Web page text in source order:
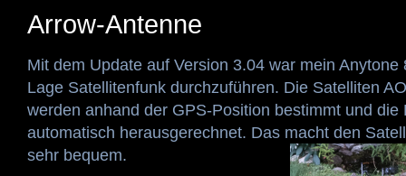
Arrow-Antenne
Mit dem Update auf Version 3.04 war mein
Lage Satellitenfunk durchzuführen. Die Satelliten
werden anhand der GPS-Position bestimmt und die
automatisch herausgerechnet. Das macht den
sehr bequem.